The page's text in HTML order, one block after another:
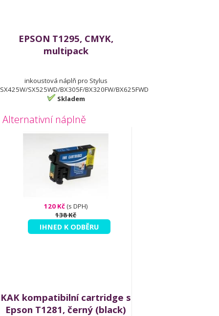
EPSON T1295, CMYK,
multipack
inkoustová náplň pro Stylus
SX425W/SX525WD/BX305F/BX320FW/BX625FWD
Skladem
Alternativní náplně
120 Kč(s DPH)
138 Kč
IHNED K ODBĚRU
KAK kompatibilní cartridge s
Epson T1281, černý (black)